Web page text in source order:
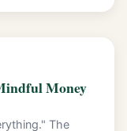
Money
The